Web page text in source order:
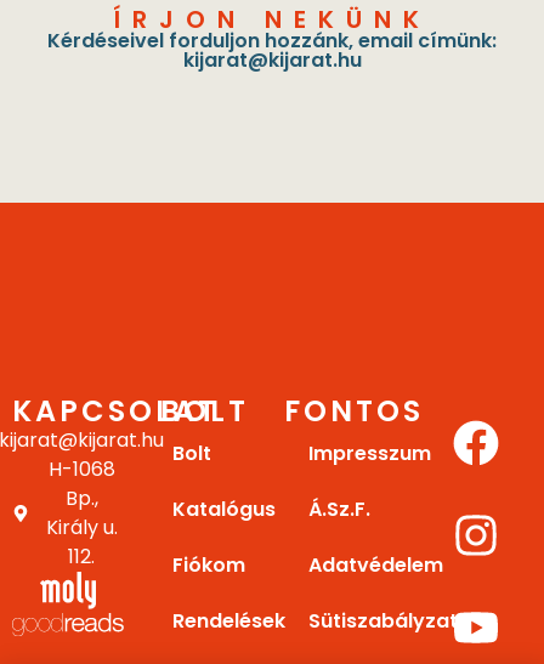
ÍRJON NEKÜNK
Kérdéseivel forduljon hozzánk, email címünk:
kijarat@kijarat.hu
KAPCSOLAT
kijarat@kijarat.hu
H-1068
Bp.,
Király u.
112.
BOLT
Bolt
Katalógus
Fiókom
Rendelések
FONTOS
Impresszum
Á.Sz.F.
Adatvédelem
Sütiszabályzat